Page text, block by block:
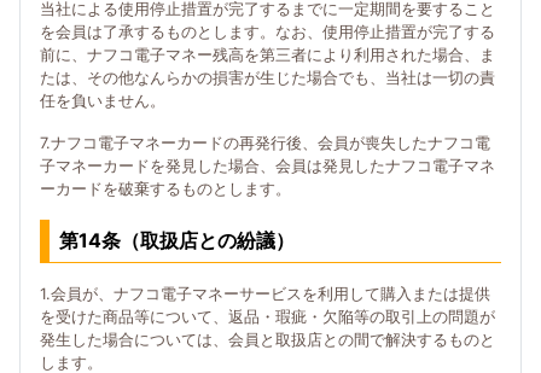
当社による使用停止措置が完了するまでに一定期間を要すること
を会員は了承するものとします。なお、使用停止措置が完了する
前に、ナフコ電子マネー残高を第三者により利用された場合、ま
たは、その他なんらかの損害が生じた場合でも、当社は一切の責
任を負いません。
7.ナフコ電子マネーカードの再発行後、会員が喪失したナフコ電
子マネーカードを発見した場合、会員は発見したナフコ電子マネ
ーカードを破棄するものとします。
第14条（取扱店との紛議）
1.会員が、ナフコ電子マネーサービスを利用して購入または提供
を受けた商品等について、返品・瑕疵・欠陥等の取引上の問題が
発生した場合については、会員と取扱店との間で解決するものと
します。